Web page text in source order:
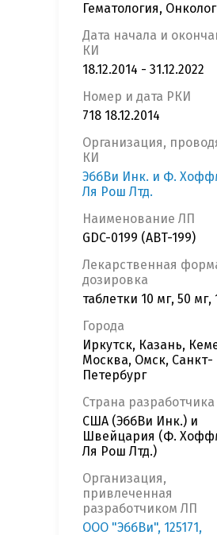
Гематология,
Дата начала и
КИ
18.12.2014 - 31.12.2022
Номер и дата РКИ
718 18.12.2014
Организация,
КИ
ЭббВи Инк. и Ф.
Ля Рош Лтд.
Наименование ЛП
GDC-0199 (ABT-199)
Лекарственная
дозировка
таблетки 10 мг, 50 мг,
Города
Иркутск, Казань,
Москва, Омск, Санкт-
Петербург
Страна разработчика
США (ЭббВи Инк.) и
Швейцария (Ф.
Ля Рош Лтд.)
Организация,
привлеченная
разработчиком ЛП
ООО "ЭббВи", 125171,